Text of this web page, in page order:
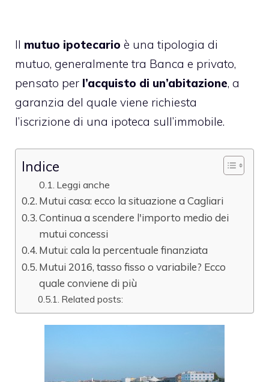
Il mutuo ipotecario è una tipologia di
mutuo, generalmente tra Banca e privato,
pensato per l’acquisto di un’abitazione, a
garanzia del quale viene richiesta
l’iscrizione di una ipoteca sull’immobile.
Indice
Leggi anche
Mutui casa: ecco la situazione a Cagliari
Continua a scendere l'importo medio dei
mutui concessi
Mutui: cala la percentuale finanziata
Mutui 2016, tasso fisso o variabile? Ecco
quale conviene di più
Related posts: